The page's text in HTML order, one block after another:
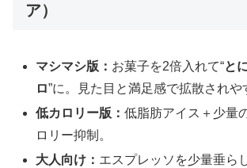
ア）
マシマシ版： お菓子を2倍入れて“と
ロ”に。見た目と満足感で拡散されや
低カロリー版：低脂肪アイス＋少量
ロリー抑制。
大人向け： エスプレッソを少量垂ら